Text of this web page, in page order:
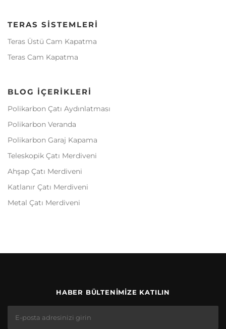
TERAS SISTEMLERI
Teras Üstü Cam Kapatma
Teras Cam Kapatma
BLOG İÇERIKLERI
Polikarbon Çatı Aydınlatması
Polikarbon Veranda
Polikarbon Garaj Kapama
Teleskopik Çatı Merdiveni
Ahşap Çatı Merdiveni
Katlanır Çatı Merdiveni
Metal Çatı Merdiveni
HABER BÜLTENIMIZE KATILIN